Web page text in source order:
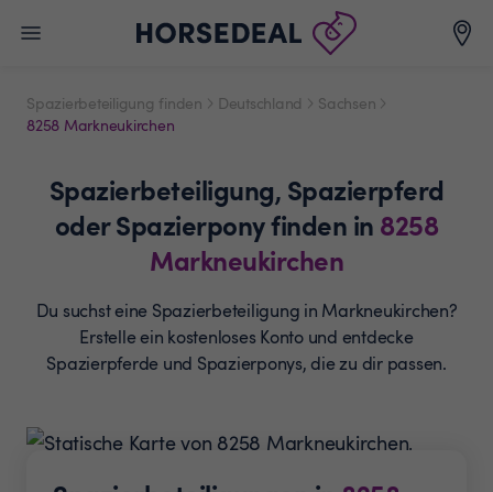
Spazierbeteiligung finden Deutschland
Sachsen
8258 Markneukirchen
Spazierbeteiligung, Spazierpferd
oder Spazierponyfinden in 8258
Markneukirchen
Du suchst eine Spazierbeteiligung in Markneukirchen?
Erstelle ein kostenloses Konto und entdecke
Spazierpferde und Spazierponys, die zu dir passen.